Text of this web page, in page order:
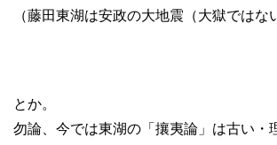
（藤田東湖は安政の大地震（大獄ではな
とか。
勿論、今では東湖の「攘夷論」は古い・